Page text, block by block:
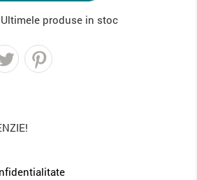
Ultimele produse in stoc